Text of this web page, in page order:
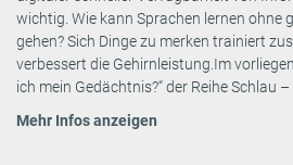
wichtig. Wie kann Sprachen lernen ohne
gehen? Sich Dinge zu merken trainiert
verbessert die Gehirnleistung.Im
ich mein Gedächtnis?“ der Reihe Schlau –
Mehr Infos anzeigen